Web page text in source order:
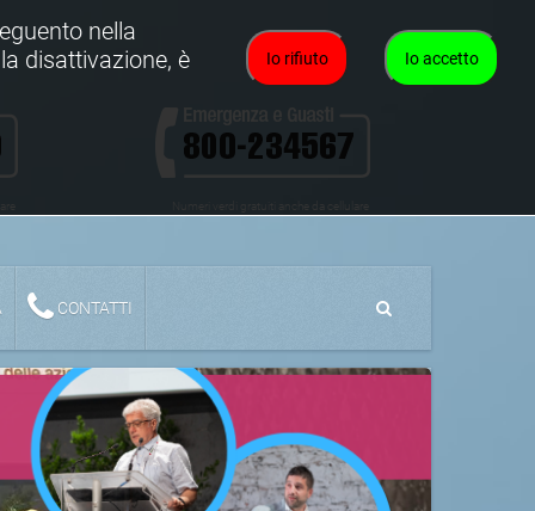
Numeri verdi gratuiti anche da cellulare
CONTATTI
Io accetto
Io rifiuto
nella
disattivazione, è